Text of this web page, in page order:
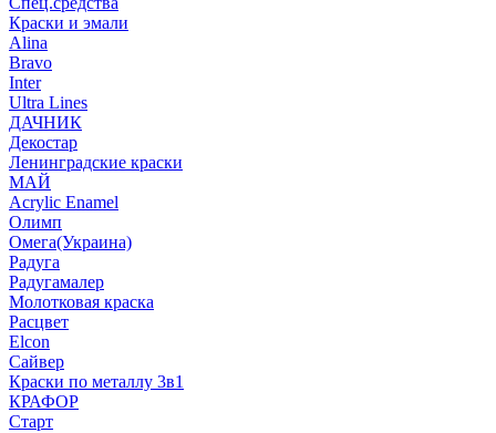
Краски и эмали
Alina
Bravo
Inter
Ultra Lines
ДАЧНИК
Декостар
Ленинградские краски
МАЙ
Acrylic Enamel
Олимп
Омега(Украина)
Радуга
Радугамалер
Молотковая краска
Расцвет
Elcon
Сайвер
Краски по металлу 3в1
КРАФОР
Старт